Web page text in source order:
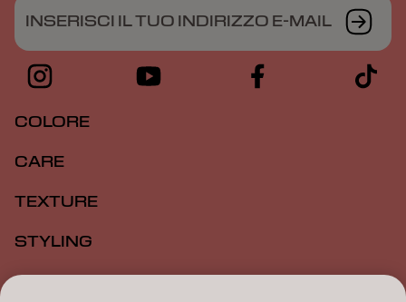
INSERISCI IL TUO INDIRIZZO E-MAIL
COLORE
CARE
TEXTURE
STYLING
ISPIRAZIONE